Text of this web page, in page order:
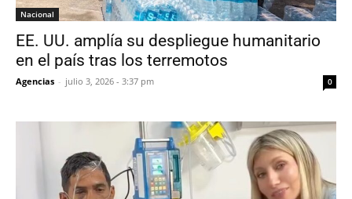
Nacional
EE. UU. amplía su despliegue humanitario
en el país tras los terremotos
Agencias - julio 3, 2026 - 3:37 pm 0